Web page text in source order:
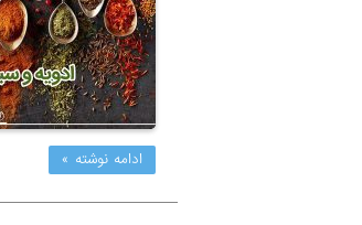
ادامه نوشته »